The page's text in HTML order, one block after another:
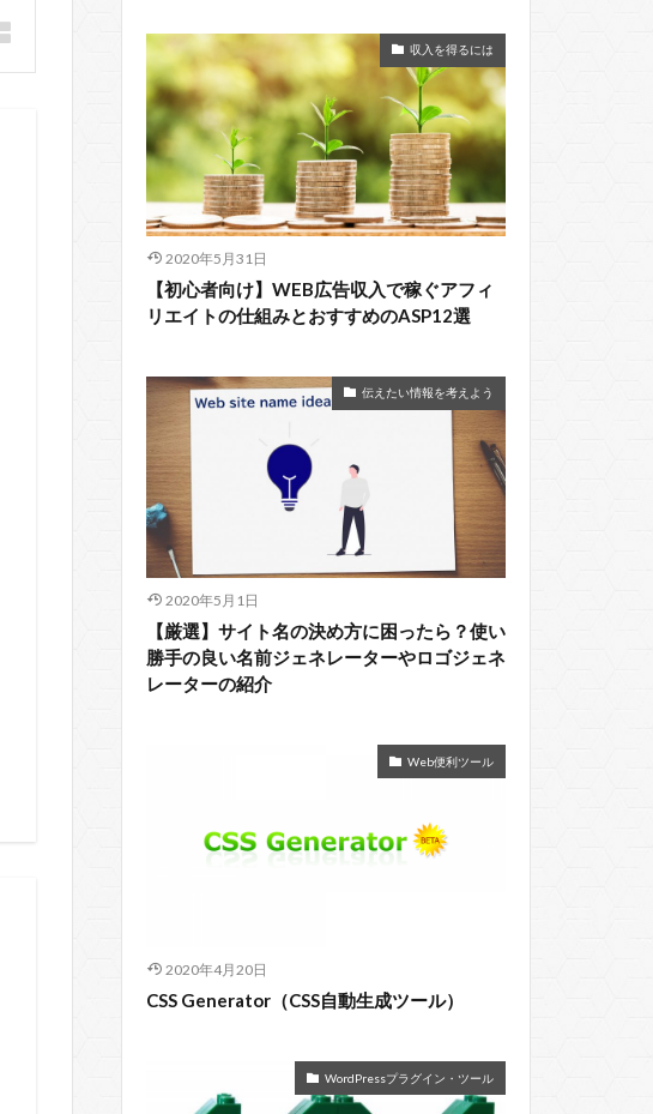
収入を得るには
2020年5月31日
【初心者向け】WEB広告収入で稼ぐアフィ
リエイトの仕組みとおすすめのASP12選
伝えたい情報を考えよう
2020年5月1日
【厳選】サイト名の決め方に困ったら？使い
勝手の良い名前ジェネレーターやロゴジェネ
レーターの紹介
Web便利ツール
2020年4月20日
CSS Generator（CSS自動生成ツール）
WordPressプラグイン・ツール